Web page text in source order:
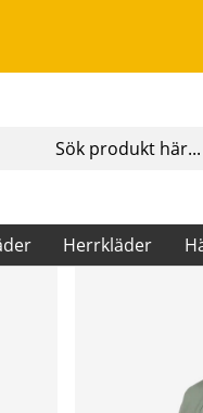
Herrkläder